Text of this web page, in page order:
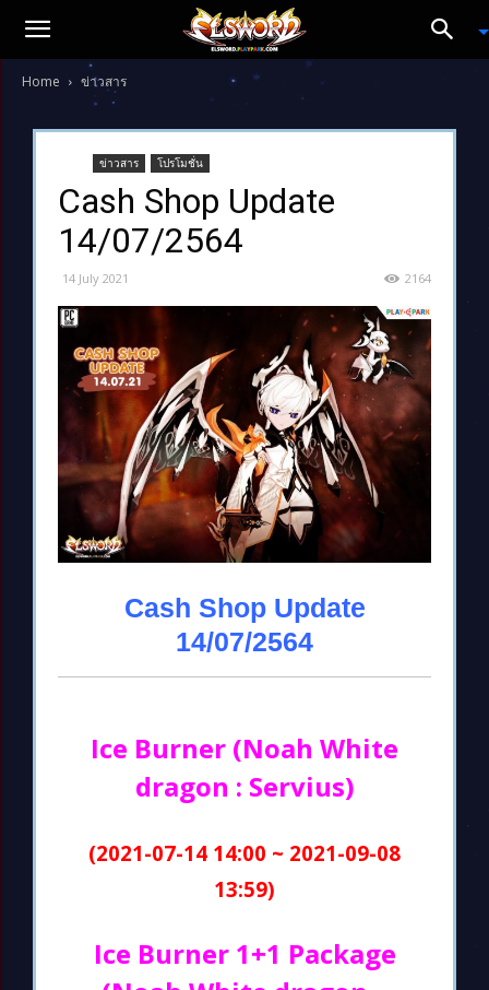
Home ข่าวสาร
ข่าวสาร โปรโมชั่น
Cash Shop Update
14/07/2564
14 July 2021 2164
Cash Shop Update
14/07/2564
Ice Burner (Noah White
dragon : Servius)
(2021-07-14 14:00 ~ 2021-09-08
13:59)
Ice Burner 1+1 Package